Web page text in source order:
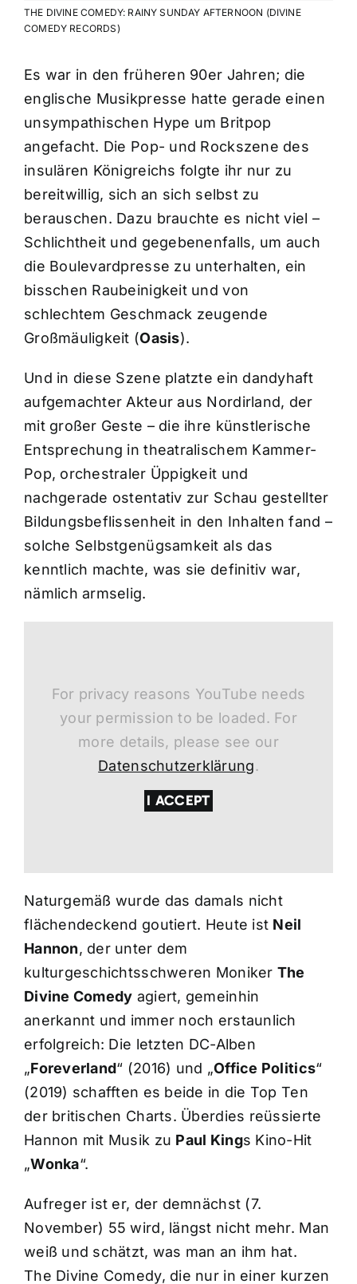
THE DIVINE COMEDY: RAINY SUNDAY AFTERNOON (DIVINE
COMEDY RECORDS)
Es war in den früheren 90er Jahren; die
englische Musikpresse hatte gerade einen
unsympathischen Hype um Britpop
angefacht. Die Pop- und Rockszene des
insulären Königreichs folgte ihr nur zu
bereitwillig, sich an sich selbst zu
berauschen. Dazu brauchte es nicht viel –
Schlichtheit und gegebenenfalls, um auch
die Boulevardpresse zu unterhalten, ein
bisschen Raubeinigkeit und von
schlechtem Geschmack zeugende
Großmäuligkeit (Oasis).
Und in diese Szene platzte ein dandyhaft
aufgemachter Akteur aus Nordirland, der
mit großer Geste – die ihre künstlerische
Entsprechung in theatralischem Kammer-
Pop, orchestraler Üppigkeit und
nachgerade ostentativ zur Schau gestellter
Bildungsbeflissenheit in den Inhalten fand –
solche Selbstgenügsamkeit als das
kenntlich machte, was sie definitiv war,
nämlich armselig.
For privacy reasons YouTube needs
your permission to be loaded. For
more details, please see our
Datenschutzerklärung.
I ACCEPT
Naturgemäß wurde das damals nicht
flächendeckend goutiert. Heute ist Neil
Hannon, der unter dem
kulturgeschichtsschweren Moniker The
Divine Comedy agiert, gemeinhin
anerkannt und immer noch erstaunlich
erfolgreich: Die letzten DC-Alben
„Foreverland“ (2016) und „Office Politics“
(2019) schafften es beide in die Top Ten
der britischen Charts. Überdies reüssierte
Hannon mit Musik zu Paul Kings Kino-Hit
„Wonka“.
Aufreger ist er, der demnächst (7.
November) 55 wird, längst nicht mehr. Man
weiß und schätzt, was man an ihm hat.
The Divine Comedy, die nur in einer kurzen